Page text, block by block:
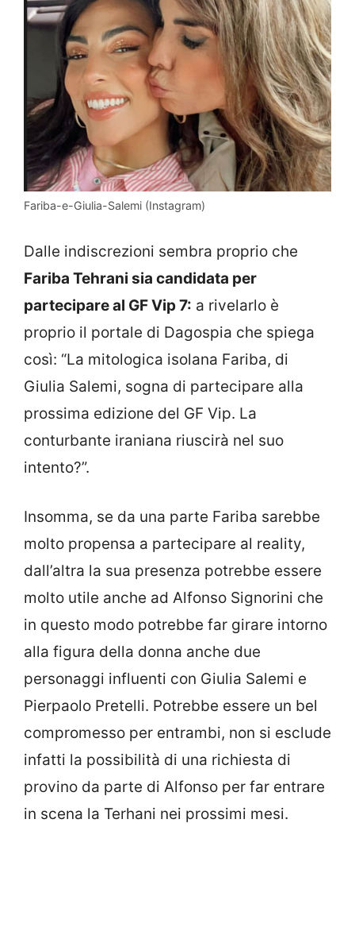
Fariba-e-Giulia-Salemi (Instagram)
Dalle indiscrezioni sembra proprio che
Fariba Tehrani sia candidata per
partecipare al GF Vip 7: a rivelarlo è
proprio il portale di Dagospia che spiega
così: “La mitologica isolana Fariba, di
Giulia Salemi, sogna di partecipare alla
prossima edizione del GF Vip. La
conturbante iraniana riuscirà nel suo
intento?”.
Insomma, se da una parte Fariba sarebbe
molto propensa a partecipare al reality,
dall’altra la sua presenza potrebbe essere
molto utile anche ad Alfonso Signorini che
in questo modo potrebbe far girare intorno
alla figura della donna anche due
personaggi influenti con Giulia Salemi e
Pierpaolo Pretelli. Potrebbe essere un bel
compromesso per entrambi, non si esclude
infatti la possibilità di una richiesta di
provino da parte di Alfonso per far entrare
in scena la Terhani nei prossimi mesi.